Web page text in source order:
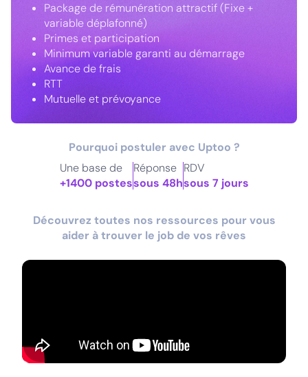
Package de rémunération attractif (Fixe +
variable déplafonné)
Primes et participation
Minimum variable garanti au démarrage
Avance de frais
RTT
Mutuelle et prévoyance
Pourquoi postuler avec Uptoo ?
Une base de
+1400 postes
Réponse
sous 48h
RDV
sous 7 jours
Découvrez toutes nos ressources pour vous
aider à trouver le job de vos rêves